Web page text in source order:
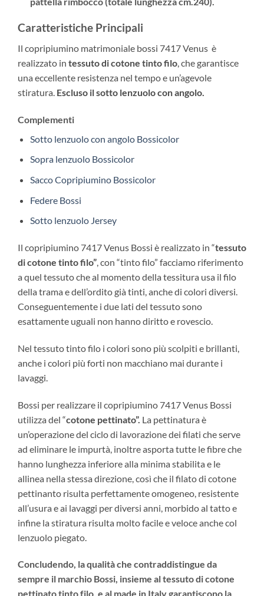
Caratteristiche Principali
Il copripiumino matrimoniale bossi 7417 Venus è
realizzato in tessuto di cotone tinto filo, che garantisce
una eccellente resistenza nel tempo e un’agevole
stiratura. Escluso il sotto lenzuolo con angolo.
Complementi
Sotto lenzuolo con angolo Bossicolor
Sopra lenzuolo Bossicolor
Sacco Copripiumino Bossicolor
Federe Bossi
Sotto lenzuolo Jersey
Il copripiumino 7417 Venus Bossi è realizzato in “tessuto
di cotone tinto filo”, con “tinto filo” facciamo riferimento
a quel tessuto che al momento della tessitura usa il filo
della trama e dell’ordito già tinti, anche di colori diversi.
Conseguentemente i due lati del tessuto sono
esattamente uguali non hanno diritto e rovescio.
Nel tessuto tinto filo i colori sono più scolpiti e brillanti,
anche i colori più forti non macchiano mai durante i
lavaggi.
Bossi per realizzare il copripiumino 7417 Venus Bossi
utilizza del “cotone pettinato”. La pettinatura è
un’operazione del ciclo di lavorazione dei filati che serve
ad eliminare le impurtà, inoltre asporta tutte le fibre che
hanno lunghezza inferiore alla minima stabilita e le
allinea nella stessa direzione, così che il filato di cotone
pettinanto risulta perfettamente omogeneo, resistente
all’usura e ai lavaggi per diversi anni, morbido al tatto e
infine la stiratura risulta molto facile e veloce anche col
lenzuolo piegato.
Concludendo, laqualitàche contraddistingue da
sempre il marchio Bossi, insieme al tessuto dicotone
pettinato tinto filo, e al made in Italygarantiscono la